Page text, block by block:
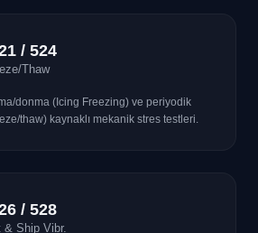
/ 524
Thaw
donma (Icing Freezing) ve periyodik
thaw) kaynaklı mekanik stres testleri.
/ 528
Ship Vibr.